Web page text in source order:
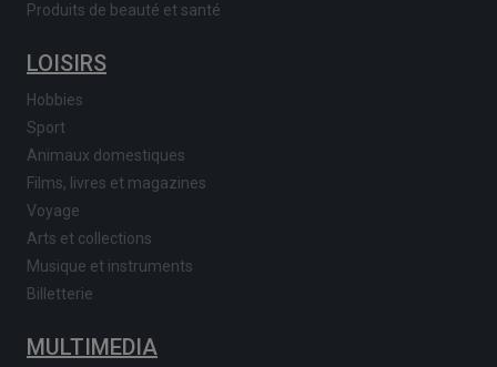
Produits de beauté et santé
LOISIRS
Hobbies
Sport
Animaux domestiques
Films, livres et magazines
Voyage
Arts et collections
Musique et instruments
Billetterie
MULTIMEDIA